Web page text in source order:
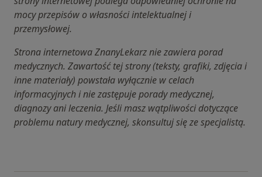
mocy przepisów o własności intelektualnej i
przemysłowej.
Strona internetowa ZnanyLekarz nie zawiera porad
medycznych. Zawartość tej strony (teksty, grafiki, zdjęcia i
inne materiały) powstała wyłącznie w celach
informacyjnych i nie zastępuje porady medycznej,
diagnozy ani leczenia. Jeśli masz wątpliwości dotyczące
problemu natury medycznej, skonsultuj się ze specjalistą.